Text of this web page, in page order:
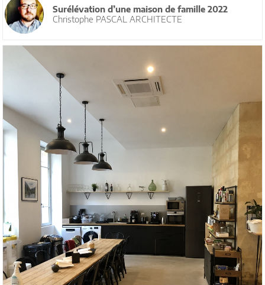
Surélévation d’une maison de famille 2022
Christophe PASCAL ARCHITECTE